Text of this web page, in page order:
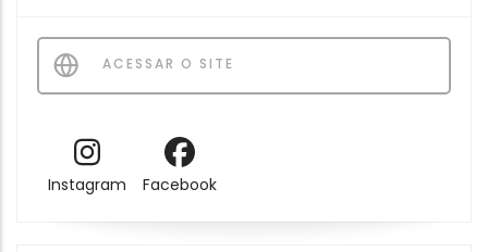
ACESSAR O SITE
Instagram Facebook